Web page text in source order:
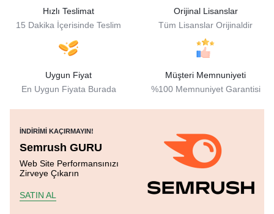
Hızlı Teslimat
15 Dakika İçerisinde Teslim
Orijinal Lisanslar
Tüm Lisanslar Orijinaldir
Uygun Fiyat
En Uygun Fiyata Burada
Müşteri Memnuniyeti
%100 Memnuniyet Garantisi
İNDIRIMI KAÇIRMAYIN!
Semrush GURU
Web Site Performansınızı
Zirveye Çıkarın
SATIN AL